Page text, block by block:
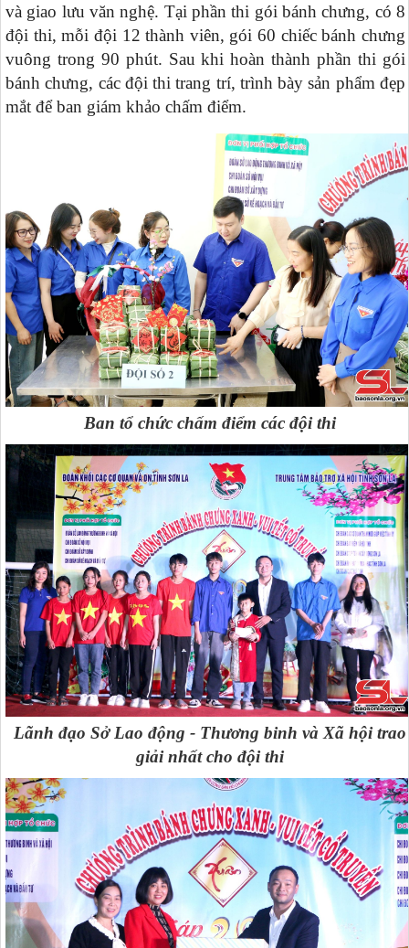
và giao lưu văn nghệ. Tại phần thi gói bánh chưng, có 8
đội thi, mỗi đội 12 thành viên, gói 60 chiếc bánh chưng
vuông trong 90 phút. Sau khi hoàn thành phần thi gói
bánh chưng, các đội thi trang trí, trình bày sản phẩm đẹp
mắt để ban giám khảo chấm điểm.
Ban tổ chức chấm điểm các đội thi
Lãnh đạo Sở Lao động - Thương binh và Xã hội trao
giải nhất cho đội thi